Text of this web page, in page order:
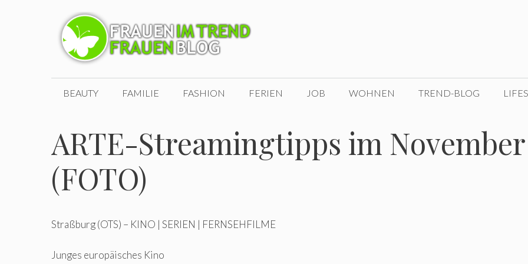
BEAUTY FAMILIE FASHION FERIEN JOB WOHNEN TREND-BLOG
ARTE-Streamingtipps im November
(FOTO)
Straßburg (OTS) – KINO | SERIEN | FERNSEHFILME
Junges europäisches Kino